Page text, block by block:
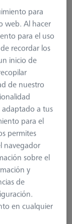
Imprimir página
para
web. Al hacer
para el uso
recordar los
inicio de
de nuestro
a tus
para el
permites
navegador
sobre el
y
de
en cualquier